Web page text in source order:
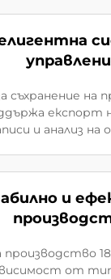
съхранение на
експорт
и анализ
и
от